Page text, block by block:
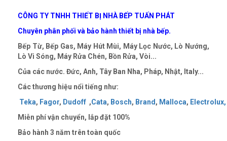
CÔNG TY TNHH THIẾT BỊ NHÀ BẾP TUẤN PHÁT
Chuyên phân phối và bảo hành thiết bị nhà bếp.
Bếp Từ, Bếp Gas, Máy Hút Mùi, Máy Lọc Nước, Lò Nướng,
Lò Vi Sóng, Máy Rửa Chén, Bồn Rửa, Vòi...
Của các nước. Đức, Anh, Tây Ban Nha, Pháp, Nhật, Italy...
Các thương hiệu nổi tiếng như:
Teka, Fagor, Dudoff ,Cata, Bosch, Brand , Malloca, Electrolux,
Miễn phí vận chuyển, lắp đặt 100%
Bảo hành 3 năm trên toàn quốc